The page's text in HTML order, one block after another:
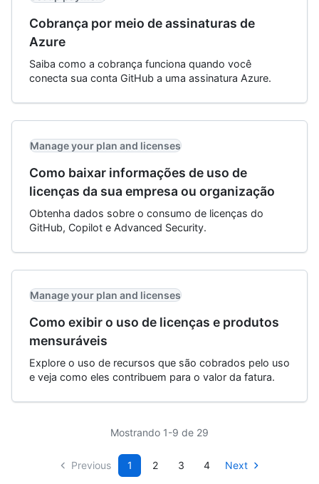
Cobrança por meio de assinaturas de
Azure
Saiba como a cobrança funciona quando você
conecta sua conta GitHub a uma assinatura Azure.
Manage your plan and licenses
Como baixar informações de uso de
licenças da sua empresa ou organização
Obtenha dados sobre o consumo de licenças do
GitHub, Copilot e Advanced Security.
Manage your plan and licenses
Como exibir o uso de licenças e produtos
mensuráveis
Explore o uso de recursos que são cobrados pelo uso
e veja como eles contribuem para o valor da fatura.
Mostrando 1-9 de 29
Previous 1 2 3 4 Next